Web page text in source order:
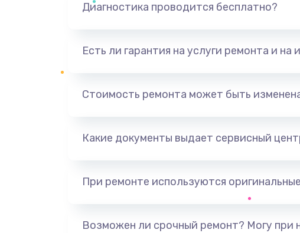
Диагностика проводится бесплатно?
Есть ли гарантия на услуги ремонта и
Стоимость ремонта может быть
Какие документы выдает сервисный
При ремонте используются
Возможен ли срочный ремонт? Могу при